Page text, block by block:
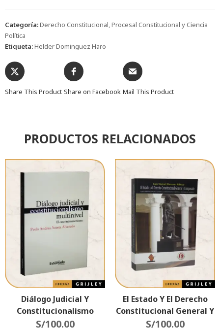
Categoría:Derecho Constitucional, Procesal Constitucional y Ciencia
Política
Etiqueta:Helder Dominguez Haro
Share This Product Share on Facebook Mail This Product
PRODUCTOS RELACIONADOS
Diálogo Judicial Y
Constitucionalismo
Multinivel (El Caso
S/100.00
El Estado Y El Derecho
Constitucional General Y
Comparado
S/100.00